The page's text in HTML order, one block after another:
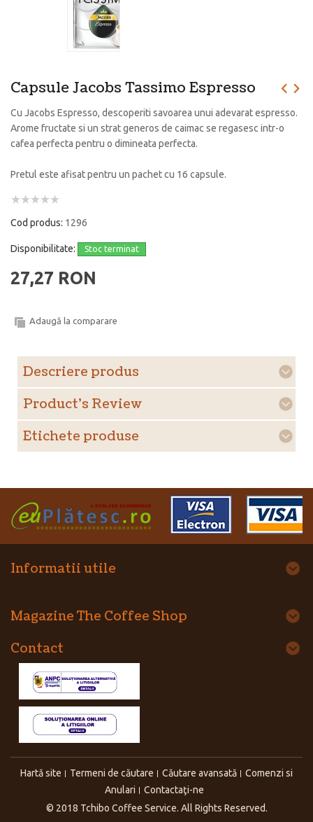
Capsule Jacobs Tassimo Espresso
Cu Jacobs Espresso, descoperiti savoarea unui adevarat espresso.
Arome fructate si un strat generos de caimac se regasesc intr-o
cafea perfecta pentru o dimineata perfecta.
Pretul este afisat pentru un pachet cu 16 capsule.
Cod produs: 1296
Disponibilitate: Stoc terminat
27,27 RON
Adaugă la comparare
Descriere produs
Product's Review
Etichete produse
Informatii utile
Magazine The Coffee Shop
Contact
Hartă site Termeni de căutare Căutare avansată
Comenzi si
Anulari
Contactaţi-ne
© 2018 Tchibo Coffee Service. All Rights Reserved.